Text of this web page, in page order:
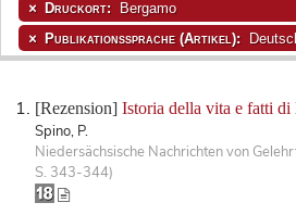
[Rezension] Istoria della vita e fatti
Spino, P.
Niedersächsische Nachrichten von
S. 343-344)
Druckort: Bergamo
Publikationssprache (Artikel):